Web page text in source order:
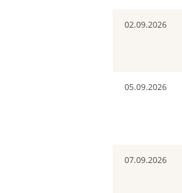
02.09.2026
05.09.2026
07.09.2026